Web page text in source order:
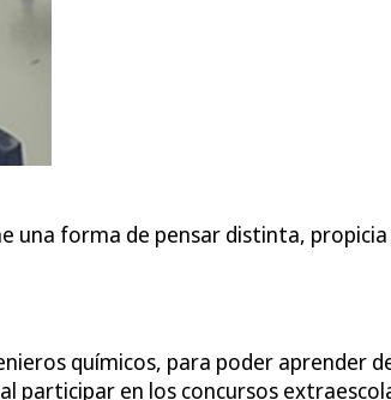
una forma de pensar distinta,
químicos, para poder aprender
participar en los concursos